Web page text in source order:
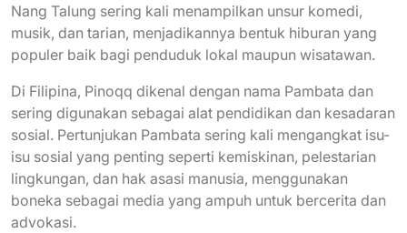
Nang Talung sering kali menampilkan unsur komedi,
musik, dan tarian, menjadikannya bentuk hiburan yang
populer baik bagi penduduk lokal maupun wisatawan.
Di Filipina, Pinoqq dikenal dengan nama Pambata dan
sering digunakan sebagai alat pendidikan dan kesadaran
sosial. Pertunjukan Pambata sering kali mengangkat isu-
isu sosial yang penting seperti kemiskinan, pelestarian
lingkungan, dan hak asasi manusia, menggunakan
boneka sebagai media yang ampuh untuk bercerita dan
advokasi.